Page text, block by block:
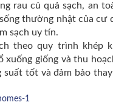
rau củ quả sạch, an
thường nhật của cư
sạch uy tín.
theo quy trình khép
xuống giống và thu
tốt và đảm bảo